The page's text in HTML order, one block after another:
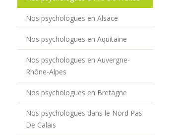
Nos psychologues en Alsace
Nos psychologues en Aquitaine
Nos psychologues en Auvergne-
Rhône-Alpes
Nos psychologues en Bretagne
Nos psychologues dans le Nord Pas
De Calais